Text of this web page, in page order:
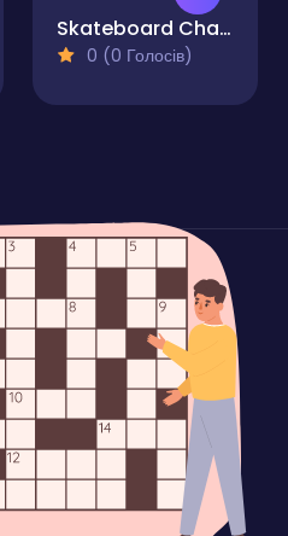
Skateboard Challenge
0 (0 Голосів)